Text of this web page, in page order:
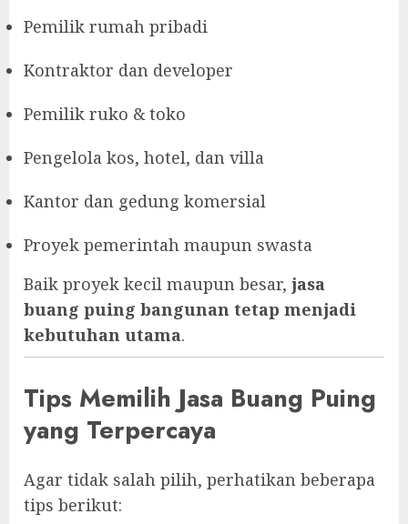
Pemilik rumah pribadi
Kontraktor dan developer
Pemilik ruko & toko
Pengelola kos, hotel, dan villa
Kantor dan gedung komersial
Proyek pemerintah maupun swasta
Baik proyek kecil maupun besar, jasa
buang puing bangunan tetap menjadi
kebutuhan utama.
Tips Memilih Jasa Buang Puing
yang Terpercaya
Agar tidak salah pilih, perhatikan beberapa
tips berikut: